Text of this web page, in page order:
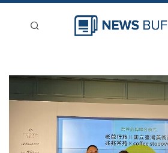
新聞稿分類